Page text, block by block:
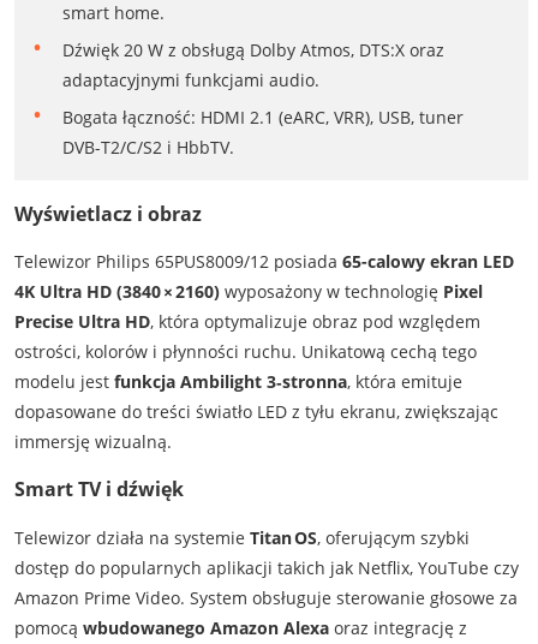
smart home.
Dźwięk 20 W z obsługą Dolby Atmos, DTS:X oraz
adaptacyjnymi funkcjami audio.
Bogata łączność: HDMI 2.1 (eARC, VRR), USB, tuner
DVB-T2/C/S2 i HbbTV.
Wyświetlacz i obraz
Telewizor Philips 65PUS8009/12 posiada 65-calowy ekran LED
4K Ultra HD (3840 × 2160)wyposażony w technologię Pixel
Precise Ultra HD, która optymalizuje obraz pod względem
ostrości, kolorów i płynności ruchu. Unikatową cechą tego
modelu jest funkcja Ambilight 3‑stronna, która emituje
dopasowane do treści światło LED z tyłu ekranu, zwiększając
immersję wizualną.
Smart TV i dźwięk
Telewizor działa na systemie Titan OS, oferującym szybki
dostęp do popularnych aplikacji takich jak Netflix, YouTube czy
Amazon Prime Video. System obsługuje sterowanie głosowe za
pomocą wbudowanego Amazon Alexaoraz integrację z